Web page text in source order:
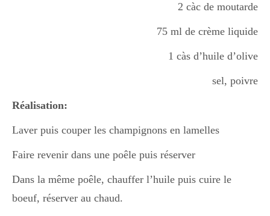
Les classiques
Mes amis en cuisine
2 càc de moutarde
75 ml de crème liquide
1 càs d’huile d’olive
sel, poivre
Réalisation:
Laver puis couper les champignons en lamelles
Faire revenir dans une poêle puis réserver
Dans la même poêle, chauffer l’huile puis cuire le
boeuf, réserver au chaud.